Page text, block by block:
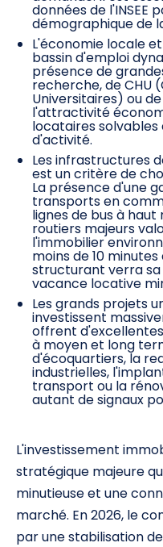
données de l'INSEE
démographique de
L'économie locale
bassin d'emploi
présence de
recherche, de CHU
Universitaires) ou
l'attractivité
locataires
d'activité.
Les infrastructures
est un critère de
La présence d'une
transports en
lignes de bus à
routiers majeurs
l'immobilier
moins de 10
structurant verra
vacance locative
Les grands projets
investissent
offrent
à moyen et long
d'écoquartiers, la
industrielles,
transport ou la
autant de signaux
L'investissement
stratégique majeure
minutieuse et une
marché. En 2026, le
par une stabilisation